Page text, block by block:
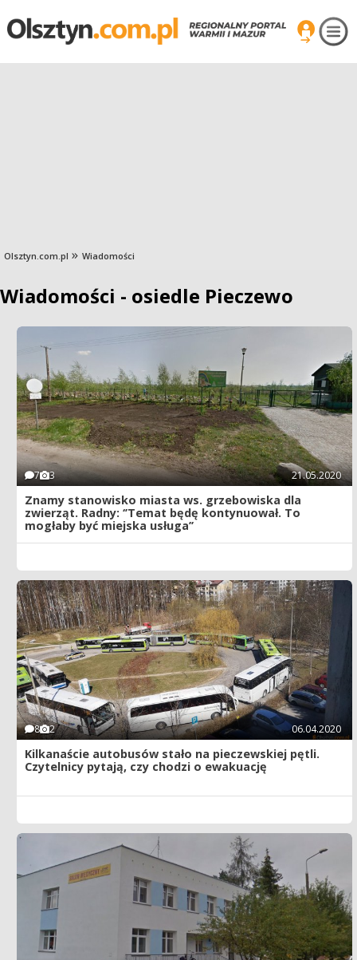
Olsztyn.com.pl Wiadomości
Wiadomości - osiedle Pieczewo
7 3 21.05.2020
Znamy stanowisko miasta ws. grzebowiska dla
zwierząt. Radny: ‘’Temat będę kontynuował. To
mogłaby być miejska usługa’’
8 2 06.04.2020
Kilkanaście autobusów stało na pieczewskiej pętli.
Czytelnicy pytają, czy chodzi o ewakuację